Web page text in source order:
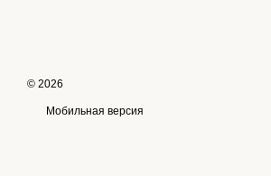
© 2026
Мобильная версия